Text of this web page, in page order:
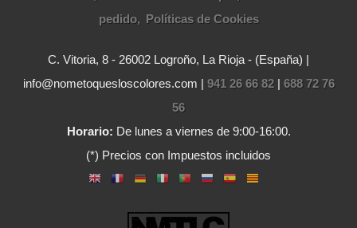
pedido
Políticas de Cookies
C. Vitoria, 8 - 26002 Logroño, La Rioja - (España) |
info@nometoquesloscolores.com | 941 26 66 82| 688 72 76
56
Horario: De lunes a viernes de 9:00-16:00.
(*) Precios con Impuestos incluidos